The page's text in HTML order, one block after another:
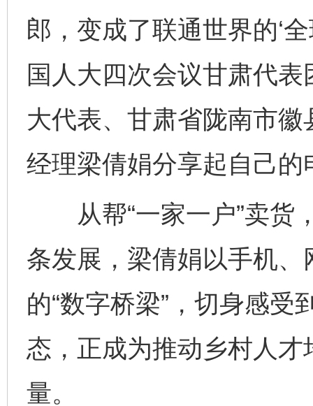
郎，变成了联通世界的‘
国人大四次会议甘肃代
大代表、甘肃省陇南市
经理梁倩娟分享起自己的
从帮“一家一户”卖货，
条发展，梁倩娟以手机
的“数字桥梁”，切身感
态，正成为推动乡村人
量。
完善运行机制助力责任有效落实